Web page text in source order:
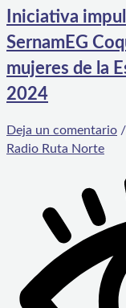
Iniciativa
SernamEG
mujeres de la
2024
Deja un comentario /
Radio Ruta Norte